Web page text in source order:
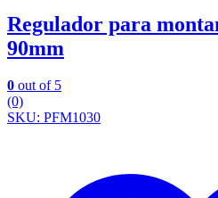
Regulador para
90mm
0 out of 5
(0)
SKU: PFM1030